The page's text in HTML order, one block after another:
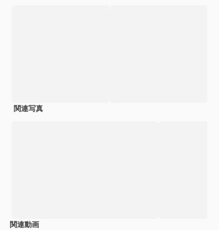
関連写真
関連動画